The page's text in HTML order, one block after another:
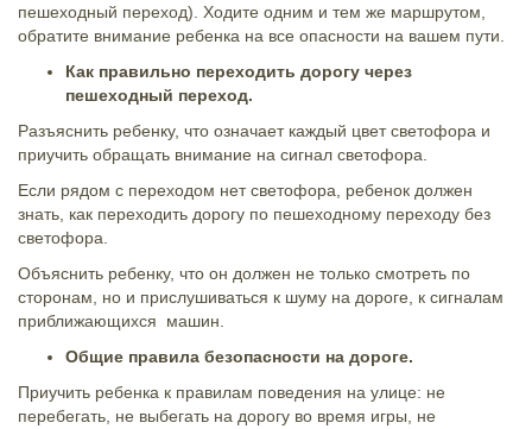
пешеходный переход). Ходите одним и тем же маршрутом,
обратите внимание ребенка на все опасности на вашем пути.
Как правильно переходить дорогу через
пешеходный переход.
Разъяснить ребенку, что означает каждый цвет светофора и
приучить обращать внимание на сигнал светофора.
Если рядом с переходом нет светофора, ребенок должен
знать, как переходить дорогу по пешеходному переходу без
светофора.
Объяснить ребенку, что он должен не только смотреть по
сторонам, но и прислушиваться к шуму на дороге, к сигналам
приближающихся машин.
Общие правила безопасности на дороге.
Приучить ребенка к правилам поведения на улице: не
перебегать, не выбегать на дорогу во время игры, не